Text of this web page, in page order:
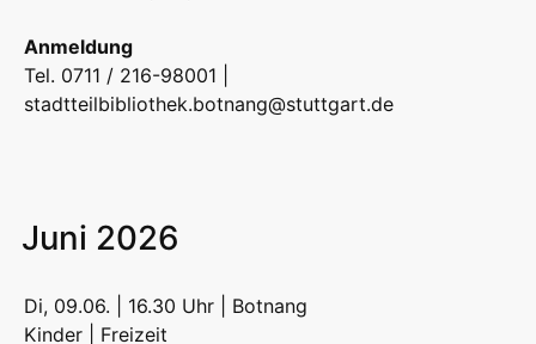
Anmeldung
Tel. 0711 / 216-98001 |
stadtteilbibliothek.botnang@stuttgart.de
Juni 2026
Di, 09.06. | 16.30 Uhr | Botnang
Kinder | Freizeit